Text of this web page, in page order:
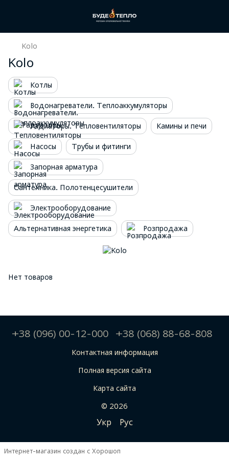
Kolo
Kolo
Котлы
Водонагреватели. Теплоаккумуляторы
Радиаторы. Тепловентиляторы Камины и печи
Насосы Трубы и фитинги
Запорная арматура
Сантехника. Полотенцесушители
Электрооборудование
Альтернативная энергетика Розпродажа
Нет товаров
+38 (096) 00-12-000 +38 (068) 88-68-808
Контактная информация
Полная версия сайта
Карта сайта
© 2026
Укр Рус
Интернет-магазин создан с Хорошоп